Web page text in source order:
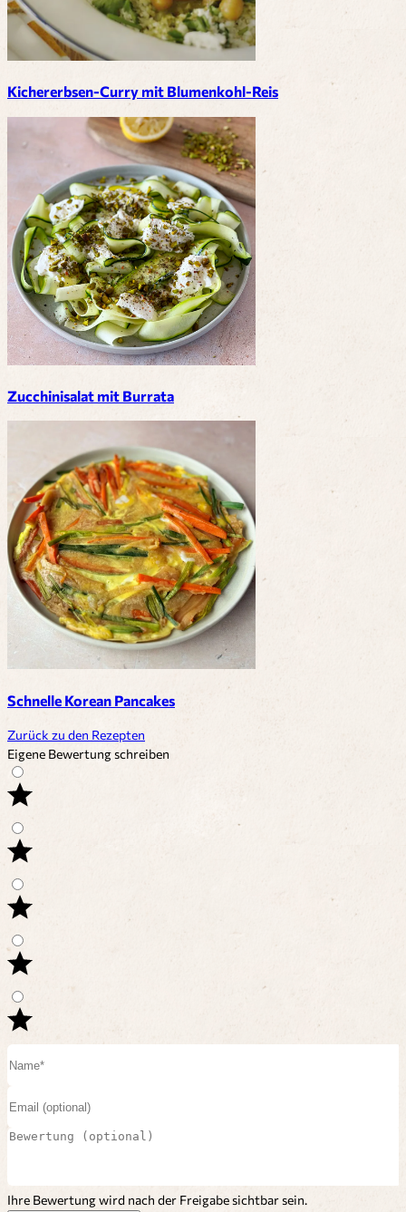
Kichererbsen-Curry mit Blumenkohl-Reis
Zucchinisalat mit Burrata
Schnelle Korean Pancakes
Zurück zu den Rezepten
Eigene Bewertung schreiben
Ihre Bewertung wird nach der Freigabe sichtbar sein.